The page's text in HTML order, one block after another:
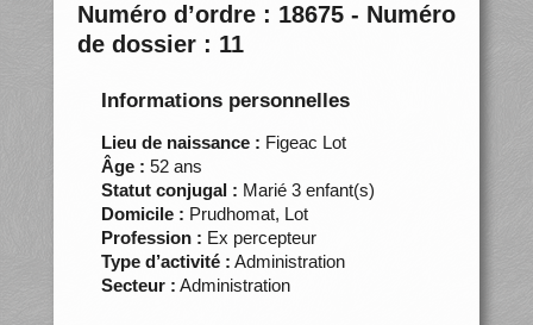
Numéro d’ordre : 18675 - Numéro
de dossier : 11
Informations personnelles
Lieu de naissance : Figeac Lot
Âge : 52 ans
Statut conjugal : Marié 3 enfant(s)
Domicile : Prudhomat, Lot
Profession : Ex percepteur
Type d’activité : Administration
Secteur : Administration